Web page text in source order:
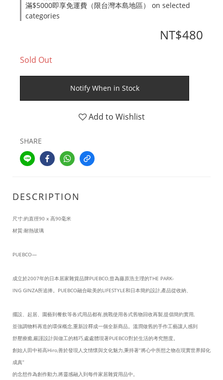
滿$5000即享免運費（限台灣本島地區） on selected
categories
NT$480
Sold Out
Notify When in Stock
Add to Wishlist
SHARE
DESCRIPTION
尺寸:約直徑90 x 高90毫米
材質:耐熱玻璃
PUEBCO—
成立於2007年的日本居家雜貨品牌PUEBCO,曾為藤原浩主理的THE PARK-
ING GINZA所追捧。PUEBCO融合歐美的LIFESTYLE和日本簡約設計,產品從收納、
擺設、起居、園藝到餐飲等各式用品都有,挑戰使用各式舊物回收再製,提倡簡約實用,
並強調物料再造的環保概念,重新詮釋成一個全新商品。溫潤做舊的手作工藝讓人感到
舒壓療癒,嚴謹設計與做工的精巧,處處體現著PUEBCO對於生活的考究態度。
創始人田中裕高Hiro,善於發現人文情懷與文化魅力,秉持著“將心中所想之物在現實世界歸化
成真”
的念想作為創作動力,將靈感融入到每件家居雜貨用品中。